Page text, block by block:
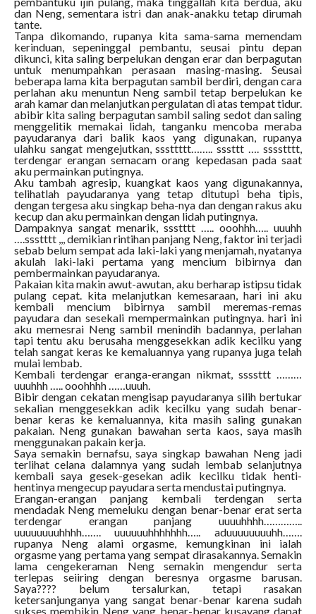
dan Neng, sementara istri dan anak-anakku tetap dirumah
tante.
Tanpa dikomando, rupanya kita sama-sama memendam
kerinduan, sepeninggal pembantu, seusai pintu depan
dikunci, kita saling berpelukan dengan erar dan berpagutan
untuk menumpahkan perasaan masing-masing. Seusai
beberapa lama kita berpagutan sambil berdiri, dengan cara
perlahan aku menuntun Neng sambil tetap berpelukan ke
arah kamar dan melanjutkan pergulatan di atas tempat tidur.
abibir kita saling berpagutan sambil saling sedot dan saling
menggelitik memakai lidah, tanganku mencoba meraba
payudaranya dari balik kaos yang digunakan, rupanya
ulahku sangat mengejutkan, sssttttt…….. sssttt …. sssstttt,
terdengar erangan semacam orang kepedasan pada saat
aku permainkan putingnya.
Aku tambah agresip, kuangkat kaos yang digunakannya,
telihatlah payudaranya yang tetap ditutupi beha tipis,
dengan tergesa aku singkap beha-nya dan dengan rakus aku
kecup dan aku permainkan dengan lidah putingnya.
Dampaknya sangat menarik, ssstttt ….. ooohhh….. uuuhh
….ssstttt ,,, demikian rintihan panjang Neng, faktor ini terjadi
sebab belum sempat ada laki-laki yang menjamah, nyatanya
akulah laki-laki pertama yang mencium bibirnya dan
pembermainkan payudaranya.
Pakaian kita makin awut-awutan, aku berharap istipsu tidak
pulang cepat. kita melanjutkan kemesaraan, hari ini aku
kembali mencium bibirnya sambil meremas-remas
payudara dan sesekali mempermainkan putingnya. hari ini
aku memesrai Neng sambil menindih badannya, perlahan
tapi tentu aku berusaha menggesekkan adik kecilku yang
telah sangat keras ke kemaluannya yang rupanya juga telah
mulai lembab.
Kembali terdengar eranga-erangan nikmat, ssssttt ………
uuuhhh ….. ooohhhh ……uuuh.
Bibir dengan cekatan mengisap payudaranya silih bertukar
sekalian menggesekkan adik kecilku yang sudah benar-
benar keras ke kemaluannya, kita masih saling gunakan
pakaian. Neng gunakan bawahan serta kaos, saya masih
menggunakan pakain kerja.
Saya semakin bernafsu, saya singkap bawahan Neng jadi
terlihat celana dalamnya yang sudah lembab selanjutnya
kembali saya gesek-gesekan adik kecilku tidak henti-
hentinya mengecup payudara serta mendustai putingnya.
Erangan-erangan panjang kembali terdengan serta
mendadak Neng memeluku dengan benar-benar erat serta
terdengar erangan panjang uuuuhhhh…………..
uuuuuuuuhhhh……. uuuuuuhhhhhhh….. aduuuuuuuuhh…….
rupanya Neng alami orgasme, kemungkinan ini ialah
orgasme yang pertama yang sempat dirasakannya. Semakin
lama cengekeraman Neng semakin mengendur serta
terlepas seiiring dengan beresnya orgasme barusan.
Saya???? belum tersalurkan, tetapi rasakan
ketersanjunganya yang sangat benar-benar karena sudah
sukses membikin Neng yang benar-benar kusayang dapat